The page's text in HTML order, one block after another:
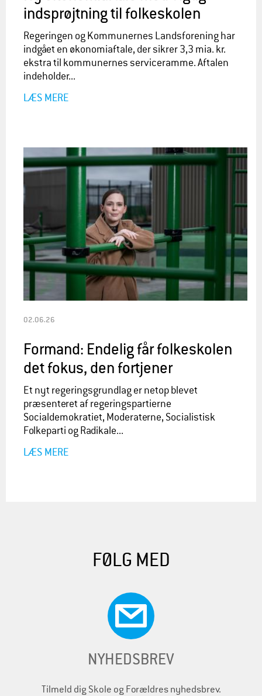
indsprøjtning til folkeskolen
Regeringen og Kommunernes Landsforening har
indgået en økonomiaftale, der sikrer 3,3 mia. kr.
ekstra til kommunernes serviceramme. Aftalen
indeholder...
LÆS MERE
02.06.26
Formand: Endelig får folkeskolen
det fokus, den fortjener
Et nyt regeringsgrundlag er netop blevet
præsenteret af regeringspartierne
Socialdemokratiet, Moderaterne, Socialistisk
Folkeparti og Radikale...
LÆS MERE
FØLG MED
NYHEDSBREV
Tilmeld dig Skole og Forældres nyhedsbrev.